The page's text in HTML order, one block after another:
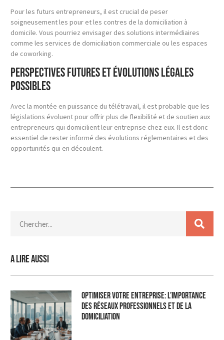
Pour les futurs entrepreneurs, il est crucial de peser
soigneusement les pour et les contres de la domiciliation à
domicile. Vous pourriez envisager des solutions intermédiaires
comme les services de domiciliation commerciale ou les espaces
de coworking.
Perspectives futures et évolutions légales
possibles
Avec la montée en puissance du télétravail, il est probable que les
législations évoluent pour offrir plus de flexibilité et de soutien aux
entrepreneurs qui domicilient leur entreprise chez eux. Il est donc
essentiel de rester informé des évolutions réglementaires et des
opportunités qui en découlent.
A lire aussi
Optimiser Votre Entreprise: L’Importance
des Réseaux Professionnels et de la
Domiciliation